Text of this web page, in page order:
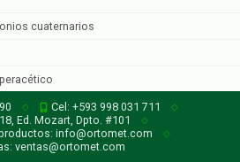
cuaternarios
Cuaternarios
del Agua
◇ Cel: +593 998 031 711 ◇
Ed. Mozart, Dpto. #101 ◇
info@ortomet.com ◇
ventas@ortomet.com